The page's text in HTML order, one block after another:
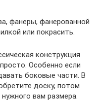
фанеры, фанерованной
или покрасить.
конструкция
Особенно если
боковые части. В
доску, потом
вам размера.